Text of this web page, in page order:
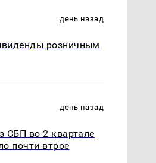
день назад
розничным
день назад
СБП во 2 квартале
почти втрое